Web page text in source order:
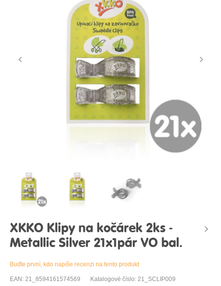
XKKO Klipy na kočárek 2ks -
Metallic Silver 21x1pár VO bal.
Buďte první, kdo napíše recenzi na tento produkt
EAN: 21_8594161574569
Katalogové číslo: 21_SCLIP009